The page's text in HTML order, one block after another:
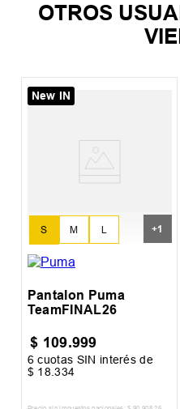
OTROS
New IN
S L
M
XL
+1
Pantalon Puma
TeamFINAL26
$ 109.999
6 cuotas SIN interés de
$ 18 .334